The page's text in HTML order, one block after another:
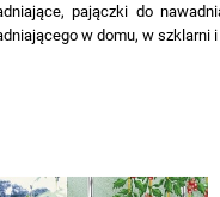
pajączki do
w domu, w szklarni